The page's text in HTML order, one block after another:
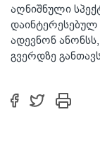
აღნიშნული
ადევნონ
გვერდზე